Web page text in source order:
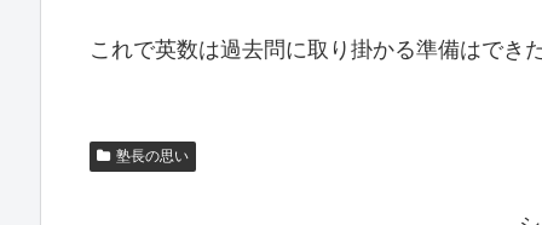
これで英数は過去問に取り掛かる準備はでき
塾長の思い